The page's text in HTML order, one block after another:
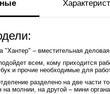
"Хантер" – вместительная
всем, кому приходится
и прочие необходимые для
разделено на две части
на молнии, на другой – мини